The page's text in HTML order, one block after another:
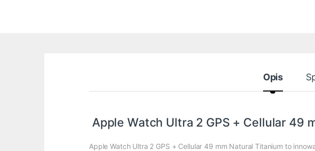
Opis
Apple Watch Ultra 2 GPS + Cellular 49
Apple Watch Ultra 2 GPS + Cellular 49 mm Natural Titanium to